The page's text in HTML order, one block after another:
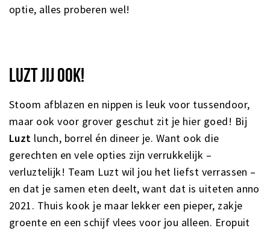
optie, alles proberen wel!
LUZT JIJ OOK!
Stoom afblazen en nippen is leuk voor tussendoor,
maar ook voor grover geschut zit je hier goed! Bij
Luzt lunch, borrel én dineer je. Want ook die
gerechten en vele opties zijn verrukkelijk –
verluztelijk! Team Luzt wil jou het liefst verrassen –
en dat je samen eten deelt, want dat is uiteten anno
2021. Thuis kook je maar lekker een pieper, zakje
groente en een schijf vlees voor jou alleen. Eropuit